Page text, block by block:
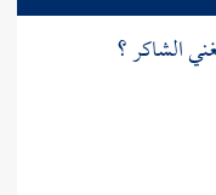
الشاكر ؟